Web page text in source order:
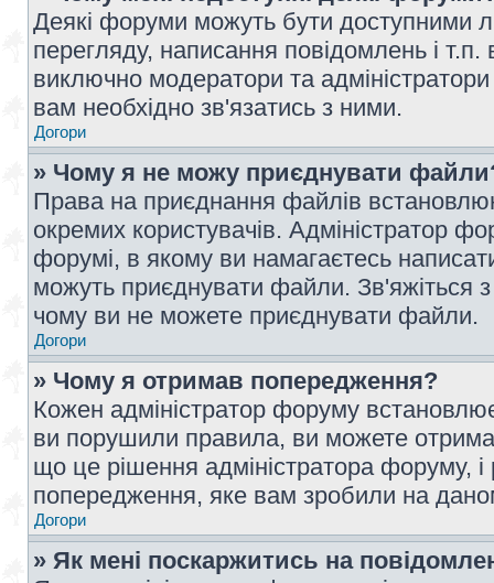
Деякі форуми можуть бути доступними
перегляду, написання повідомлень і
виключно модератори та
вам необхідно зв'язатись з ними.
Догори
» Чому я не можу приєднувати
Права на приєднання файлів
окремих користувачів. Адміністратор
форумі, в якому ви намагаєтесь
можуть приєднувати файли. Зв'яжіться
чому ви не можете приєднувати файли.
Догори
» Чому я отримав попередження?
Кожен адміністратор форуму
ви порушили правила, ви можете
що це рішення адміністратора форуму,
попередження, яке вам зробили на
Догори
» Як мені поскаржитись на